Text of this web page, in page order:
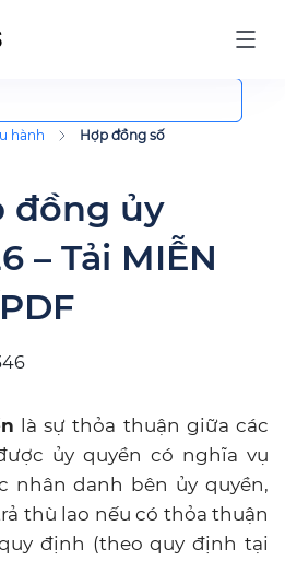
hành Hợp đồng số
đồng ủy
– Tải MIỄN
là sự thỏa thuận giữa các
ủy quyền có nghĩa vụ
nhân danh bên ủy quyền,
thù lao nếu có thỏa thuận
định (theo quy định tại